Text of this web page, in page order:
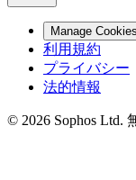
Manage Cookies
利用規約
プライバシー
法的情報
© 2026 Sophos Ltd.